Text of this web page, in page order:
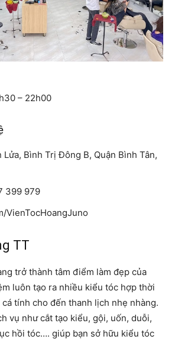
– 22h00
Bình Trị Đông B, Quận Bình Tân,
399 979
VienTocHoangJuno
TT
trở thành tâm điểm làm đẹp của
luôn tạo ra nhiều kiểu tóc hợp thời
tính cho đến thanh lịch nhẹ nhàng.
vụ như cắt tạo kiểu, gội, uốn, duỗi,
hồi tóc…. giúp bạn sở hữu kiểu tóc